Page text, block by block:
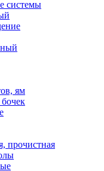
системы
ям
прочистная